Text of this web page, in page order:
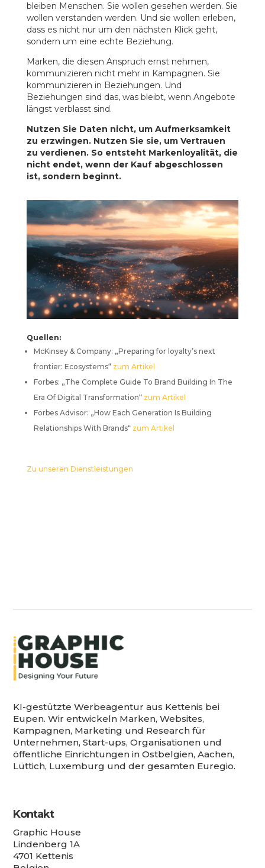
bleiben Menschen. Sie wollen gesehen werden. Sie
wollen verstanden werden. Und sie wollen erleben,
dass es nicht nur um den nächsten Klick geht,
sondern um eine echte Beziehung.
Marken, die diesen Anspruch ernst nehmen,
kommunizieren nicht mehr in Kampagnen. Sie
kommunizieren in Beziehungen. Und
Beziehungen sind das, was bleibt, wenn Angebote
längst verblasst sind.
Nutzen Sie Daten nicht, um Aufmerksamkeit
zu erzwingen. Nutzen Sie sie, um Vertrauen
zu verdienen. So entsteht Markenloyalität, die
nicht endet, wenn der Kauf abgeschlossen
ist, sondern beginnt.
Quellen:
McKinsey & Company: „Preparing for loyalty’s next
frontier: Ecosystems“ zum Artikel
Forbes: „The Complete Guide To Brand Building In The
Era Of Digital Transformation“ zum Artikel
Forbes Advisor: „How Each Generation Is Building
Relationships With Brands“ zum Artikel
Zu unseren Dienstleistungen
KI-gestützte Werbeagentur aus Kettenis bei
Eupen. Wir entwickeln Marken, Websites,
Kampagnen, Marketing und Research für
Unternehmen, Start-ups, Organisationen und
öffentliche Einrichtungen in Ostbelgien, Aachen,
Lüttich, Luxemburg und der gesamten Euregio.
Kontakt
Graphic House
Lindenberg 1A
4701 Kettenis